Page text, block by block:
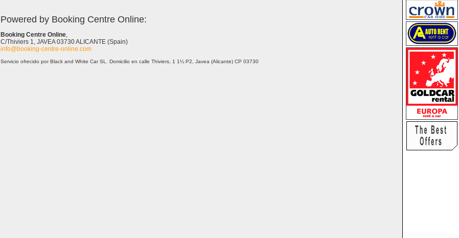
Powered by Booking Centre Online:
Booking Centre Online,
C/Thiviers 1, JAVEA 03730 ALICANTE (Spain)
info@booking-centre-online.com
Servicio ofrecido por Black and White Car SL. Domicilio en calle Thiviers, 1 1¼ P2, Javea (Alicante) CP 03730